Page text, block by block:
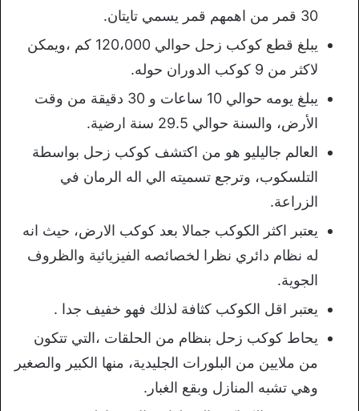
30 قمر من اهمهم قمر يسمي تايتان.
يبلغ قطع كوكب زحل حوالي 120،000 كم ،ويمكن
لاكثر من 9 كوكب الدوران حوله.
يبلغ يومه حوالي 10 ساعات و 30 دقيقة من وقت
الأرض، والسنة حوالي 29.5 سنة ارضية.
العالم جاليليو هو من اكتشف كوكب زحل بواسطة
التلسكوب، وترجع تسميته الي اله الرمان في
الزراعة.
يعتبر اكثر الكوكب جمالا بعد كوكب الارض، حيث انه
له نظام دائري نظرا لخصائصه الفيزيائية والظروف
الجوية.
يعتبر اقل الكوكب كثافة لذلك فهو خفيف جدا .
يحاط كوكب زحل بنظام من الحلقات ،التي تتكون
من ملايين من البلورات الجليدية، منها الكبير والصغير
وهي تشبه المنازل وبقع الغبار.